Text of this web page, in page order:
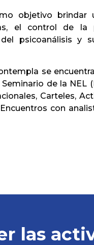
objetivo brindar
el control de la
psicoanálisis y
se
de la NEL
Carteles,
con
las